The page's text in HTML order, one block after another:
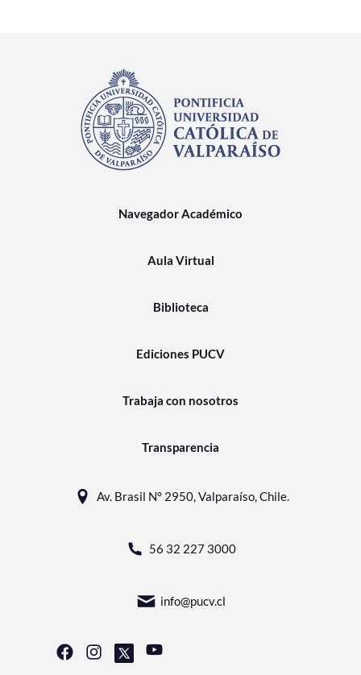
Navegador Académico
Aula Virtual
Biblioteca
Ediciones PUCV
Trabaja con nosotros
Transparencia
Av. Brasil N° 2950, Valparaíso, Chile.
56 32 227 3000
info@pucv.cl